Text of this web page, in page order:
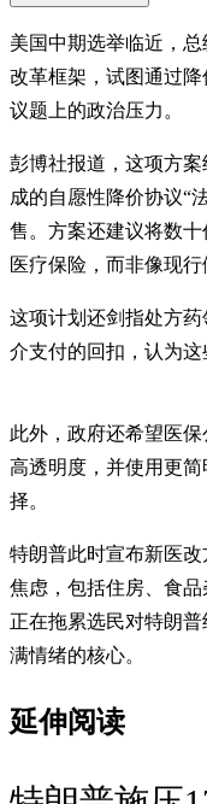
美国中期选举临近，总
改革框架，试图通过
议题上的政治压力。
彭博社报道，这项方
成的自愿性降价协议“
售。方案还建议将数
医疗保险，而非像现
这项计划还剑指处方
介支付的回扣，认为这
此外，政府还希望医
高透明度，并使用更
择。
特朗普此时宣布新医
焦虑，包括住房、食
正在拖累选民对特朗
满情绪的核心。
延伸阅读